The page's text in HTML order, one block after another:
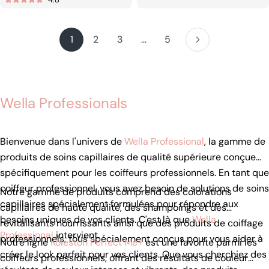
1
2 3 … 5
Wella Professionals
Bienvenue dans l'univers deWella Professional, la gamme de
produits de soins capillaires de qualité supérieure conçue
spécifiquement pour les coiffeurs professionnels. En tant que
coiffeur professionnel, vous avez besoin de solutions de soins
capillaires spécialement formulées pour répondre aux
besoins uniques de vos clients. C'est là queWella
Professionalintervient.
Notre gamme de produits comprend des colorations
capillaires de haute qualité, des shampoings et des
revitalisants nourrissants ainsi que des produits de coiffage
professionnels, tous spécialement conçus pour vous aider à
créer le look parfait pour vos clients. Que vous cherchiez des
Notre ligneKoleston Perfect Me+est une favorite parmi les
coiffeurs professionnels, offrant des résultats de couleur